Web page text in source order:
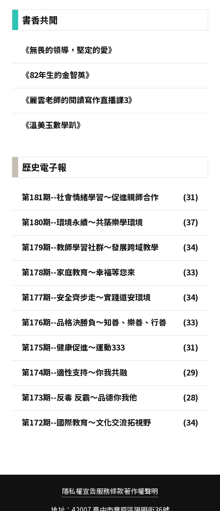
:::書香共聞
《無畏的領導，堅定的愛》
《82年生的金智英》
《麗雲老師的閱讀寫作直播課3》
《溫美玉數學趴》
歷史電子報
第181期--社會情緒學習～促進親師合作
第180期--環境永續～共築樂學環境
第179期--教師學習社群～發展跨域教學
第178期--家庭教育～幸福等您來
第177期--安全齊步走～實踐道安環境
第176期--品格決勝負～知善、樂善、行善
第175期--健康促進～運動333
第174期--適性支持～你我共融
第173期--反毒 反霸～品德你我他
第172期--國際教育～文化交流拓視野
隱私權宣告服務條款著作權聲明